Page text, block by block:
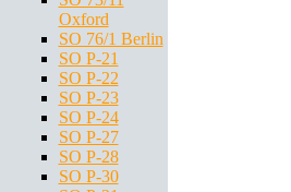
Oxford
SO 76/1 Berlin
SO P-21
SO P-22
SO P-23
SO P-24
SO P-27
SO P-28
SO P-30